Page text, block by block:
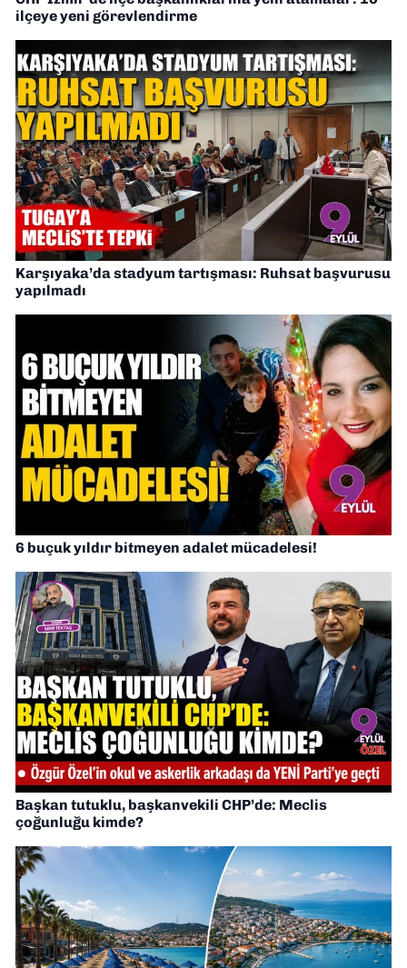
ilçeye yeni görevlendirme
Karşıyaka’da stadyum tartışması: Ruhsat başvurusu
yapılmadı
6 buçuk yıldır bitmeyen adalet mücadelesi!
Başkan tutuklu, başkanvekili CHP’de: Meclis
çoğunluğu kimde?